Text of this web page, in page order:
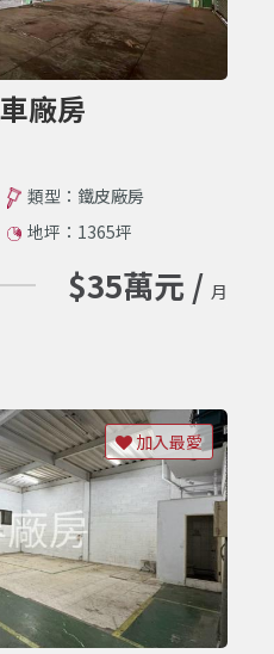
廠房
類型：鐵皮廠房
地坪：1365坪
$35萬元 / 月
加入最愛